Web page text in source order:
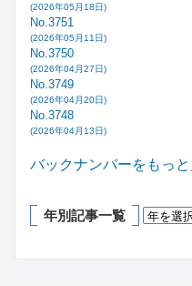
(2026年05月18日)
No.3751
(2026年05月11日)
No.3750
(2026年04月27日)
No.3749
(2026年04月20日)
No.3748
(2026年04月13日)
バックナンバーをもっと
年別記事一覧